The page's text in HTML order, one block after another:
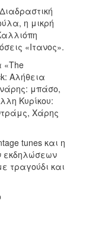
η μικρή
«Ιτανος».
«The
Αλήθεια
μπάσο,
Κυρίκου:
Χάρης
tunes και η
εκδηλώσεων
τραγούδι και